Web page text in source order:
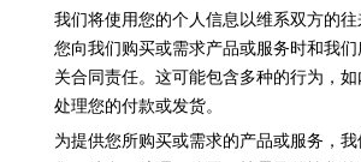
我们将使用您的个人信息以维系双方的
您向我们购买或需求产品或服务时和我
关合同责任。这可能包含多种的行为，如
处理您的付款或发货。
为提供您所购买或需求的产品或服务，